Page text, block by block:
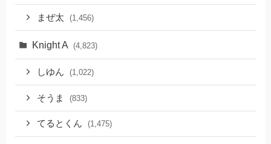
まぜ太 (1,456)
Knight A (4,823)
しゆん (1,022)
そうま (833)
てるとくん (1,475)